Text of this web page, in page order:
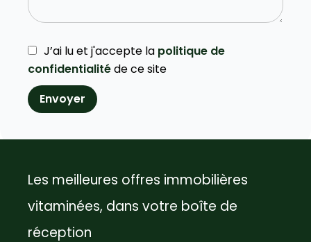
J’ai lu et j'accepte la politique de
confidentialitéde ce site
Envoyer
Les meilleures offres immobilières
vitaminées, dans votre boîte de
réception